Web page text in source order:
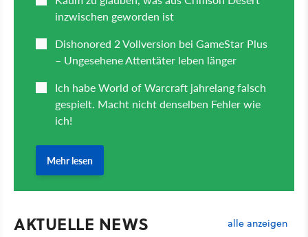
AKTUELLE NEWS alle anzeigen